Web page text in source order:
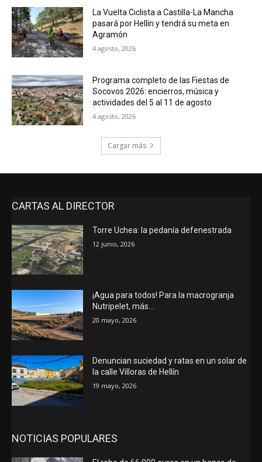
La Vuelta Ciclista a Castilla-La Mancha
pasará por Hellín y tendrá su meta en
Agramón
4 agosto, 2026
Programa completo de las Fiestas de
Socovos 2026: encierros, música y
actividades del 5 al 11 de agosto
4 agosto, 2026
Cargar más
CARTAS AL DIRECTOR
Torre Uchea: la pedanía defenestrada
12 junio, 2026
¡Agua para todos! Para la macrogranja
Nutripelet, más…
20 mayo, 2026
Denuncian suciedad y ratas en un solar de
la calle Villoras de Hellín
19 mayo, 2026
NOTICIAS POPULARES